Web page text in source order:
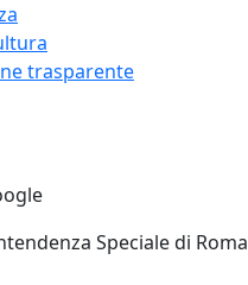
trasparente
Speciale di Roma